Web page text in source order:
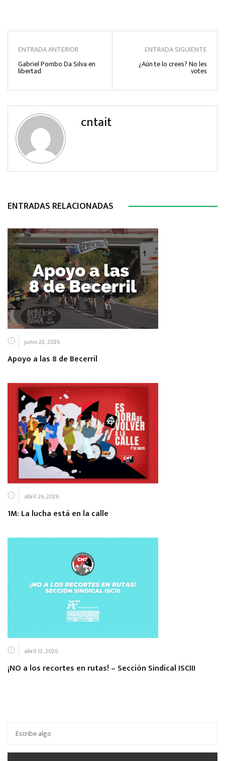
ENTRADA ANTERIOR
Gabriel Pombo Da Silva en
libertad
ENTRADA SIGUIENTE
¿Aún te lo crees? No les
votes
cntait
ENTRADAS RELACIONADAS
junio 22, 2026
Apoyo a las 8 de Becerril
abril 26, 2026
1M: La lucha está en la calle
abril 12, 2026
¡NO a los recortes en rutas! – Sección Sindical ISCIII
por: